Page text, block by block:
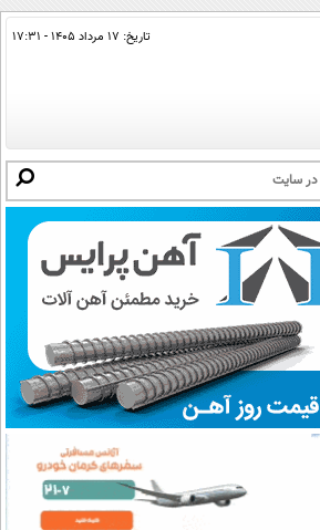
تاریخ: ۱۷ مرداد ۱۴۰۵ - ۱۷:۳۱